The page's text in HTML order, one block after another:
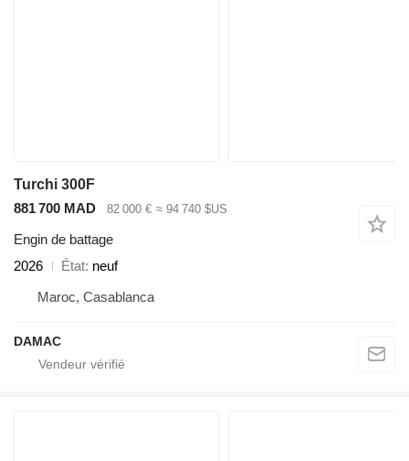
Turchi 300F
881 700 MAD
82 000 € ≈ 94 740 $US
Engin de battage
2026
État neuf
Maroc, Casablanca
DAMAC